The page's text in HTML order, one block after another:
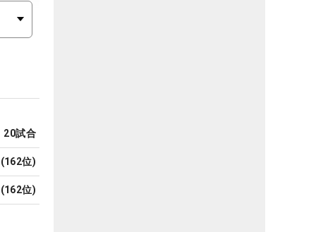
20試合
162位)
162位)